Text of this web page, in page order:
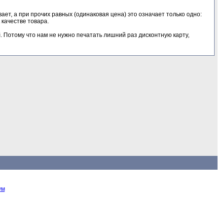
а при прочих равных (одинаковая цена) это означает только одно:
товара.
что нам не нужно печатать лишний раз дисконтную карту,